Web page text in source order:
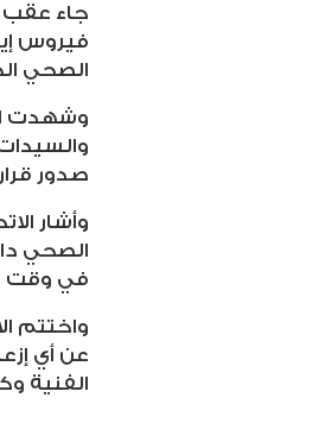
جاء عقب
فيروس
الصحي
وشهدت
صدور
وأشار
الصحي
في وقت
واختتم
عن أي
الفنية